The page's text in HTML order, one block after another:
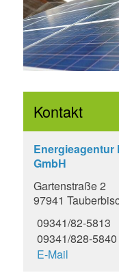
Kontakt
Energieagentur
GmbH
Gartenstraße 2
97941
09341/82-5813
09341/828-5840
E-Mail